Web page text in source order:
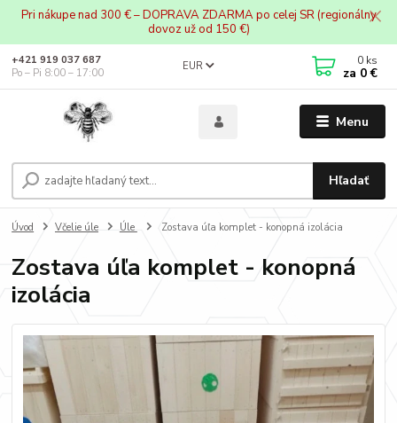
Pri nákupe nad 300 € – DOPRAVA ZDARMA po celej SR (regionálny
dovoz už od 150 €)
Menu
EUR
Hľadať
+421 919 037 687
Po – Pi 8:00 – 17:00
0 ks
za 0 €
Úvod Včelie úle Úle Zostava úľa komplet - konopná izolácia
Zostava úľa komplet - konopná
izolácia